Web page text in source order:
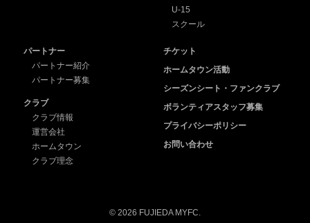
U-15
スクール
パートナー
パートナー紹介
パートナー募集
クラブ
クラブ情報
運営会社
ホームタウン
クラブ理念
チケット
ホームタウン活動
シーズンシート・ファンクラブ
ボランティアスタッフ募集
プライバシーポリシー
お問い合わせ
© 2026 FUJIEDA MYFC.